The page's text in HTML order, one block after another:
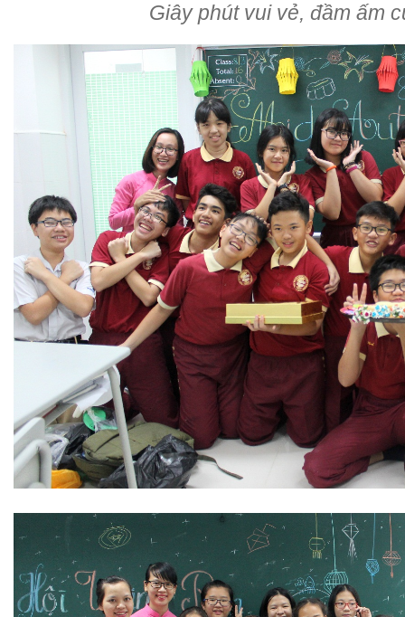
Giây phút vui vẻ, đầm ấm